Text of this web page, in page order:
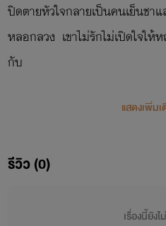
ปิดตายหัวใจกลายเป็นคนเย็นชา
หลอกลวง เขาไม่รักไม่เปิดใจใ
กับ
สดใสที่ทำให้ใจของเขาไหวหวั่
ด้วยกันทำให้เขาเข้ใจผิดว่าเธอ
แสดงเพิ่ม
รีวิว (0)
เรื่องนี้ยัง